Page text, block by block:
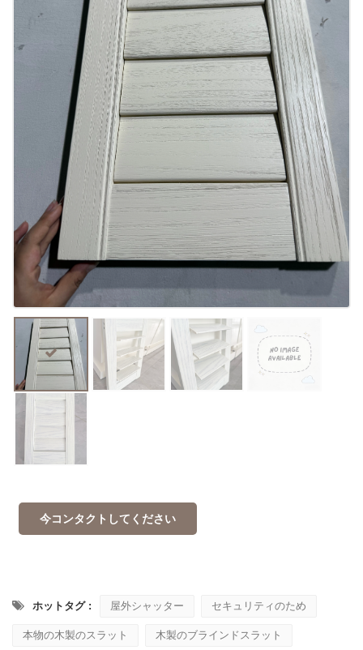
今コンタクトしてください
ホットタグ : 屋外シャッター セキュリティのため
本物の木製のスラット 木製のブラインドスラット